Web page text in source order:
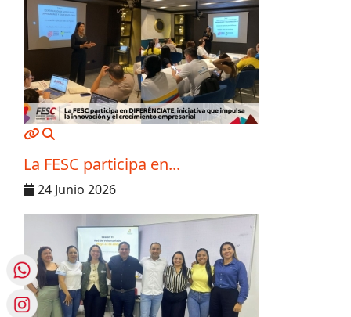
MOD_JTCS_VIEW_ARTICLE_LINK
La FESC participa en...
24 Junio 2026